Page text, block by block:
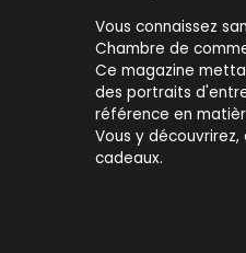
Vous connaissez
Chambre de
Ce magazine
des portraits
référence en
Vous y
cadeaux.